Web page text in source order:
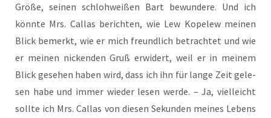
Grö­ße, sei­nen schloh­wei­ßen Bart bewun­de­re. Und ich
könn­te Mrs. Cal­las berich­ten, wie Lew Kope­lew mei­nen
Blick bemerkt, wie er mich freund­lich betrach­tet und wie
er mei­nen nicken­den Gruß erwi­dert, weil er in mei­nem
Blick gese­hen haben wird, dass ich ihn für lan­ge Zeit gele­
sen habe und immer wie­der lesen wer­de. – Ja, viel­leicht
soll­te ich Mrs. Cal­las von die­sen Sekun­den mei­nes Lebens